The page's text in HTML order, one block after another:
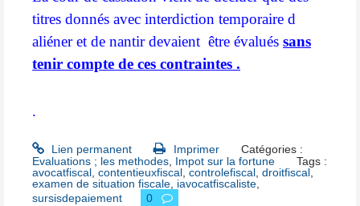
titres donnés avec interdiction temporaire d
aliéner et de nantir devaient être évalués sans
tenir compte de ces contraintes .
.
Lien permanent Imprimer
Catégories :
Evaluations ; les methodes Impot sur la fortune
Tags :
avocatfiscal contentieuxfiscal controlefiscal droitfiscal
examen de situation fiscale iavocatfiscaliste
sursisdepaiement
0